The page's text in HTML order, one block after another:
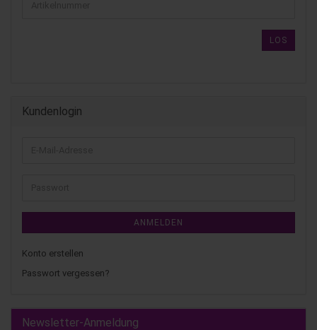
LOS
Kundenlogin
ANMELDEN
Konto erstellen
Passwort vergessen?
Newsletter-Anmeldung